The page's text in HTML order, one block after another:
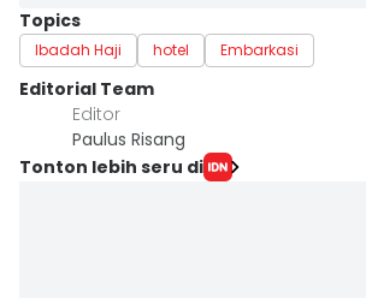
Topics
Ibadah Haji hotel Embarkasi
Editorial Team
Editor
Paulus Risang
Tonton lebih seru di